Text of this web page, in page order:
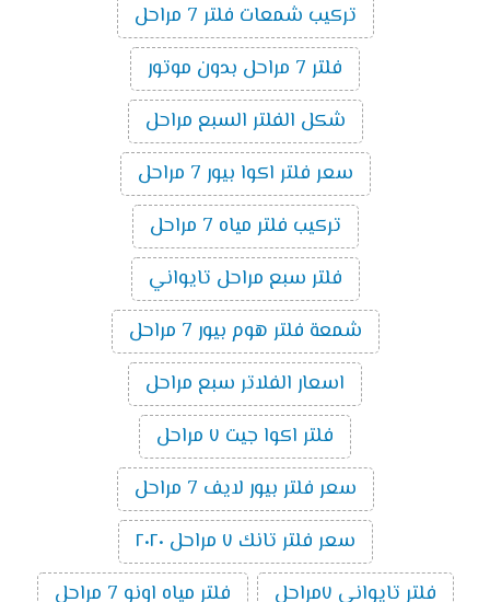
تركيب شمعات فلتر 7 مراحل
فلتر 7 مراحل بدون موتور
شكل الفلتر السبع مراحل
سعر فلتر اكوا بيور 7 مراحل
تركيب فلتر مياه 7 مراحل
فلتر سبع مراحل تايواني
شمعة فلتر هوم بيور 7 مراحل
اسعار الفلاتر سبع مراحل
فلتر اكوا جيت ٧ مراحل
سعر فلتر بيور لايف 7 مراحل
سعر فلتر تانك ٧ مراحل ٢٠٢٠
فلتر تايواني ٧مراحل
فلتر مياه اونو 7 مراحل